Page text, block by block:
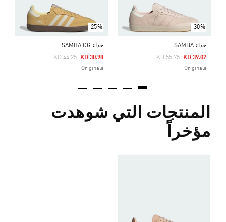
-30%
حذاء SAMBA
Price Reduced From
KD 55.75
To KD 39.02
Originals
-25%
حذاء SAMBA OG
Price Reduced From
KD 44.25
To KD 30.98
Originals
المنتجات التي شوهدت
مؤخراً